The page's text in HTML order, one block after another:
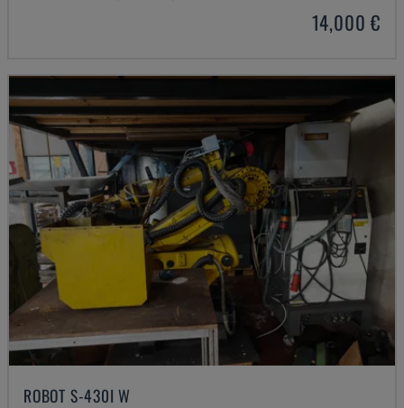
14,000 €
ROBOT S-430I W